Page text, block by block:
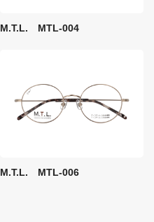
M.T.L. MTL-004
M.T.L. MTL-006